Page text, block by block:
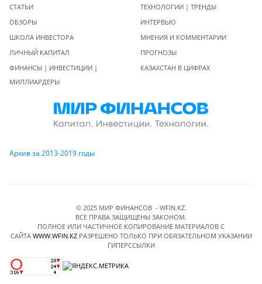
СТАТЬИ
ОБЗОРЫ
ШКОЛА ИНВЕСТОРА
ЛИЧНЫЙ КАПИТАЛ
ФИНАНСЫ | ИНВЕСТИЦИИ |
МИЛЛИАРДЕРЫ
ТЕХНОЛОГИИ | ТРЕНДЫ
ИНТЕРВЬЮ
МНЕНИЯ И КОММЕНТАРИИ
ПРОГНОЗЫ
КАЗАХСТАН В ЦИФРАХ
Архив за 2013-2019 годы
© 2025 МИР ФИНАНСОВ - WFIN.KZ.
ВСЕ ПРАВА ЗАЩИЩЕНЫ ЗАКОНОМ.
ПОЛНОЕ ИЛИ ЧАСТИЧНОЕ КОПИРОВАНИЕ МАТЕРИАЛОВ C
САЙТА WWW.WFIN.KZРАЗРЕШЕНО ТОЛЬКО ПРИ ОБЯЗАТЕЛЬНОМ УКАЗАНИИ
ГИПЕРССЫЛКИ